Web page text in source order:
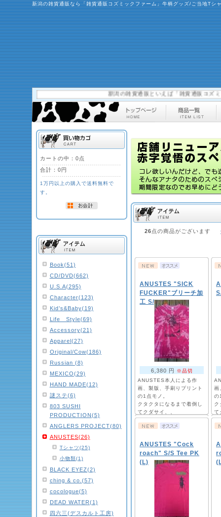
新潟の雑貨通販なら「雑貨通販コズミックファーム」牛柄グッズ/ご当地Tシ
新潟の雑貨通販といえば「雑貨通販コズミッ
カートの中：0点
合計： 0円
1万円以上の購入で送料無料で
す。
Book(51)
CD/DVD(662)
U.S.A(295)
Character(123)
Kid’s&Baby(19)
Life Style(69)
Accessory(21)
Apparel(27)
Original/Cow(186)
Russian (8)
MEXICO(29)
HAND MADE(12)
謎ステ(6)
803 SUSHI
PRODUCTION(5)
ANGLERS PROJECT(80)
ANUSTES(26)
Tシャツ(25)
小物類(1)
BLACK EYEZ(2)
ching & co.(57)
cocologue(5)
DEAD WATER(1)
四六三(デスカルト工房)
26点の商品がございます
ANUSTES "SICK
FUCKER"ブリーチ加
工 S/S Tee (L)
6,380 円
※品切
ANUSTES本人による作
画、製版、手刷りプリント
の1点モノ。
クタクタになるまで着倒し
てクダサイ、、
画
の
ク
て
ANUSTES "Cock
roach" S/S Tee PK
(L)